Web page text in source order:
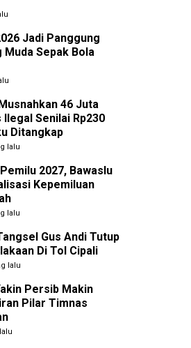
Jadi Panggung
Muda Sepak Bola
46 Juta
Senilai Rp230
Ditangkap
lalu
2027, Bawaslu
Kepemiluan
lalu
Gus Andi Tutup
Di Tol Cipali
lalu
Persib Makin
Pilar Timnas